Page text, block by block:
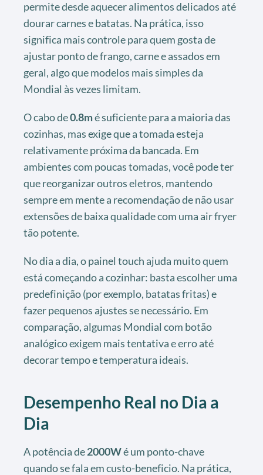
permite desde aquecer alimentos delicados até
dourar carnes e batatas. Na prática, isso
significa mais controle para quem gosta de
ajustar ponto de frango, carne e assados em
geral, algo que modelos mais simples da
Mondial às vezes limitam.
O cabo de0.8mé suficiente para a maioria das
cozinhas, mas exige que a tomada esteja
relativamente próxima da bancada. Em
ambientes com poucas tomadas, você pode ter
que reorganizar outros eletros, mantendo
sempre em mente a recomendação de não usar
extensões de baixa qualidade com uma air fryer
tão potente.
No dia a dia, o painel touch ajuda muito quem
está começando a cozinhar: basta escolher uma
predefinição (por exemplo, batatas fritas) e
fazer pequenos ajustes se necessário. Em
comparação, algumas Mondial com botão
analógico exigem mais tentativa e erro até
decorar tempo e temperatura ideais.
Desempenho Real no Dia a
Dia
A potência de2000Wé um ponto-chave
quando se fala em custo-beneficio. Na prática,